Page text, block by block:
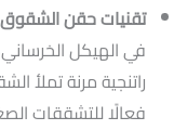
تقنيات حقن
في الهيكل
راتنجية مرنة تملأ
فعالًا للتشققات